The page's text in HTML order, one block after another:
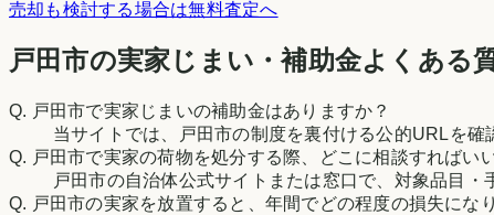
売却も検討する場合は無料査定へ
戸田市の実家じまい・補助金よくある
Q. 戸田市で実家じまいの補助金はありますか？
当サイトでは、戸田市の制度を裏付ける公的URLを
Q. 戸田市で実家の荷物を処分する際、どこに相談すればい
戸田市の自治体公式サイトまたは窓口で、対象品目
Q. 戸田市の実家を放置すると、年間でどの程度の損失にな